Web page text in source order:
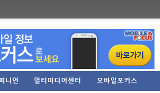
...
...